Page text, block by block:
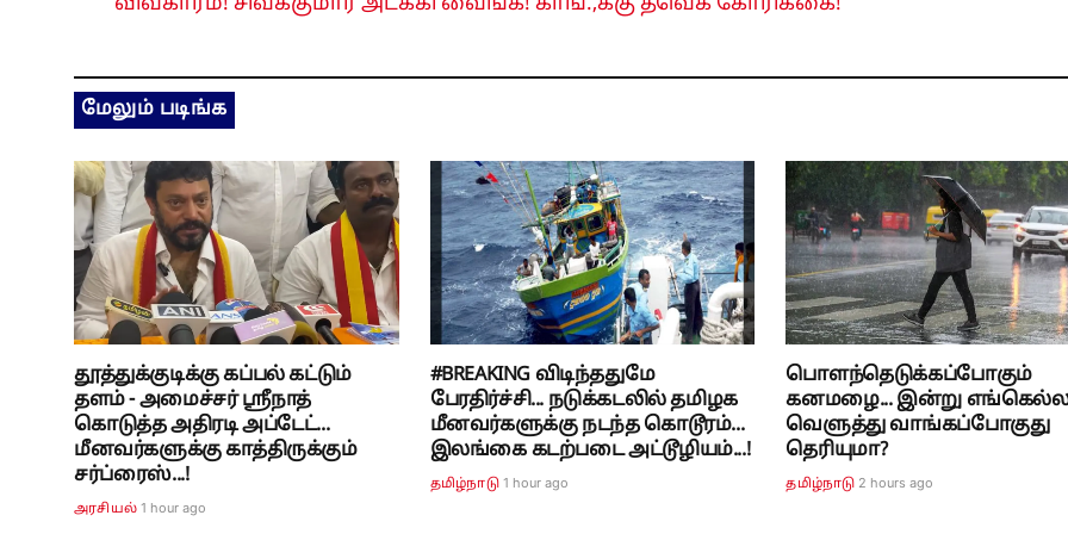
மேலும் படிங்க
தூத்துக்குடிக்கு கப்பல் கட்டும்
தளம் - அமைச்சர் ஸ்ரீநாத்
கொடுத்த அதிரடி அப்டேட்...
மீனவர்களுக்கு காத்திருக்கும்
சர்ப்ரைஸ்...!
அரசியல் 1 hour ago
#BREAKING விடிந்ததுமே
பேரதிர்ச்சி... நடுக்கடலில் தமிழக
மீனவர்களுக்கு நடந்த கொடூரம்...
இலங்கை கடற்படை அட்டூழியம்...!
தமிழ்நாடு 1 hour ago
பொளந்தெடுக்கப்போகும்
கனமழை... இன்று
வெளுத்து வாங்கப்போகுது
தெரியுமா?
தமிழ்நாடு 2 hours ago